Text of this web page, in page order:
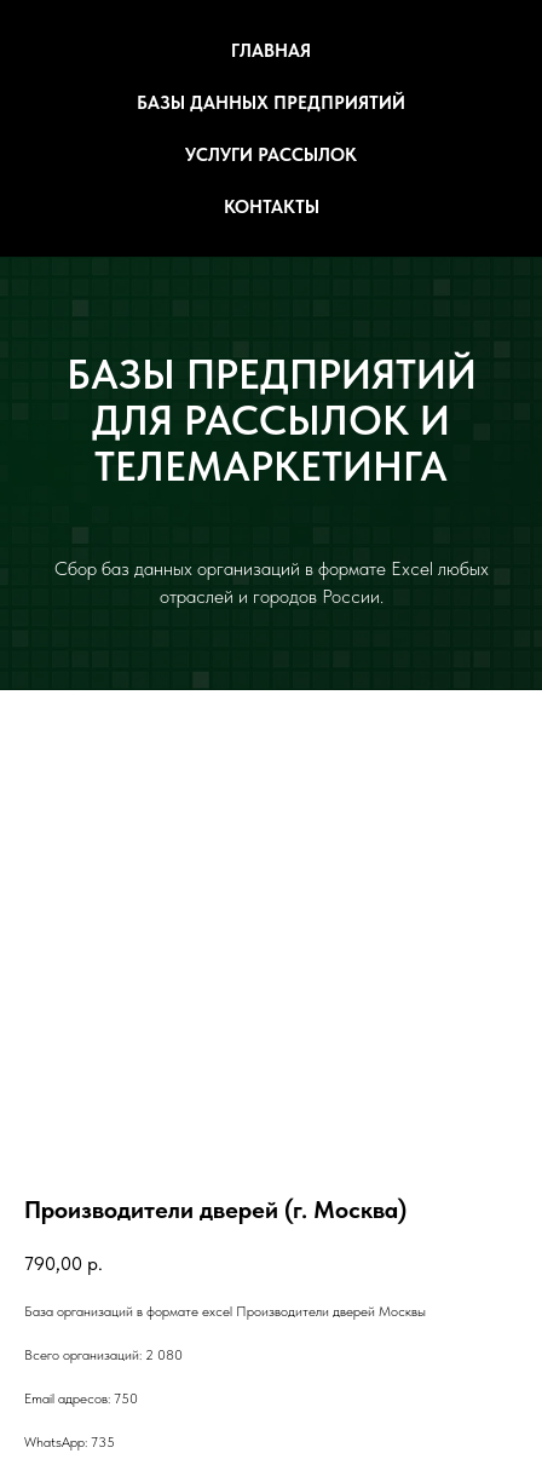
ГЛАВНАЯ
БАЗЫ ДАННЫХ ПРЕДПРИЯТИЙ
УСЛУГИ РАССЫЛОК
КОНТАКТЫ
БАЗЫ ПРЕДПРИЯТИЙ
ДЛЯ РАССЫЛОК И
ТЕЛЕМАРКЕТИНГА
Сбор баз данных организаций в формате Excel любых
отраслей и городов России.
Производители дверей (г. Москва)
790,00 р.
База организаций в формате excel Производители дверей Москвы
Всего организаций: 2 080
Email адресов: 750
WhatsApp: 735